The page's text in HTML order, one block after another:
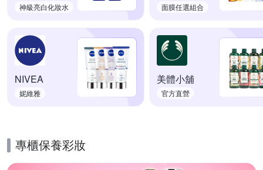
神級亮白化妝水 面膜任選組合
NIVEA
妮維雅
美體小舖
官方直營
專櫃保養彩妝